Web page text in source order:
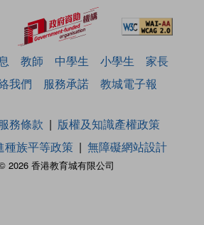
教師 中學生 小學生
家長
我們 服務承諾 教城電子報
2026 香港教育城有限公司
務條款
版權及知識產權政策
種族平等政策 無障礙網站設計